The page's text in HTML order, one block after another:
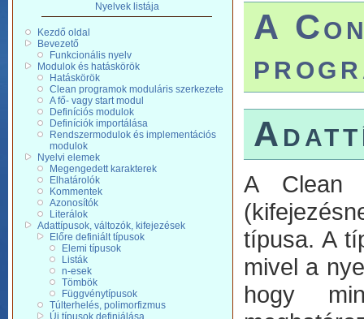
Nyelvek listája
Kezdő oldal
Bevezető
Funkcionális nyelv
Modulok és hatáskörök
Hatáskörök
Clean programok moduláris szerkezete
A fő- vagy start modul
Definíciós modulok
Definíciók importálása
Rendszermodulok és implementációs
modulok
Nyelvi elemek
Megengedett karakterek
Elhatárolók
Kommentek
Azonosítók
Literálok
Adattípusok, változók, kifejezések
Előre definiált típusok
Elemi típusok
Listák
n-esek
Tömbök
Függvénytípusok
Túlterhelés, polimorfizmus
Új típusok definiálása
A
A Clean
típusa. A
mivel a
hogy